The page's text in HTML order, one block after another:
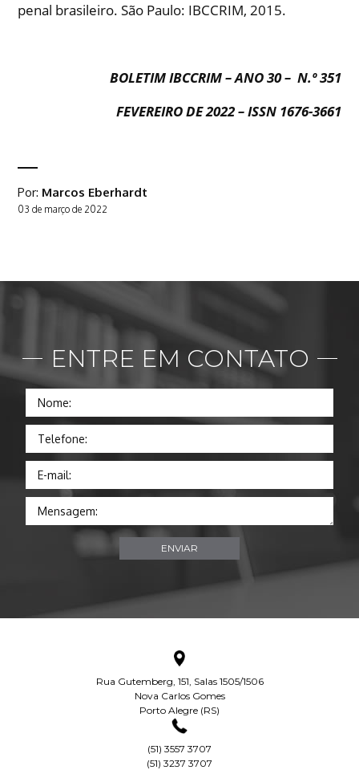
penal brasileiro. São Paulo: IBCCRIM, 2015.
BOLETIM IBCCRIM – ANO 30 – N.º 351
FEVEREIRO DE 2022 – ISSN 1676-3661
Por: Marcos Eberhardt
03 de março de 2022
ENTRE EM CONTATO
Nome:
Telefone:
E-mail:
Mensagem:
Rua Gutemberg, 151, Salas 1505/1506
Nova Carlos Gomes
Porto Alegre (RS)
(51) 3557 3707
(51) 3237 3707